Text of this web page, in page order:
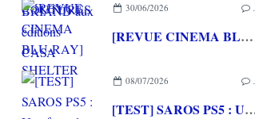
30/06/2026
[REVUE CINEMA BLU-RAY] SHELTER
08/07/2026
[TEST] SAROS PS5 : Une formule de